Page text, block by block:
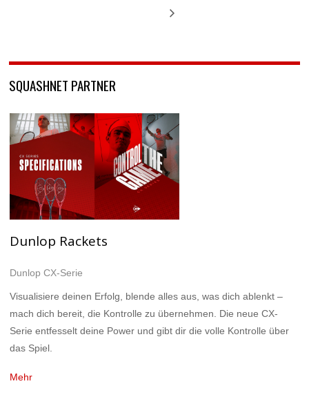
SQUASHNET PARTNER
Dunlop Rackets
Dunlop CX-Serie
Visualisiere deinen Erfolg, blende alles aus, was dich ablenkt –
mach dich bereit, die Kontrolle zu übernehmen. Die neue CX-
Serie entfesselt deine Power und gibt dir die volle Kontrolle über
das Spiel.
Mehr